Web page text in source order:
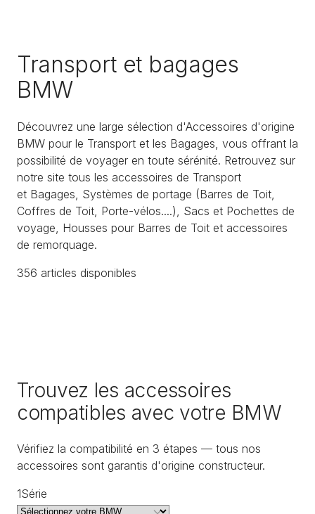
Transport et bagages
BMW
Découvrez une large sélection d'Accessoires d'origine
BMW pour le Transport et les Bagages, vous offrant la
possibilité de voyager en toute sérénité. Retrouvez sur
notre site tous les accessoires de Transport
et Bagages, Systèmes de portage (Barres de Toit,
Coffres de Toit, Porte-vélos....), Sacs et Pochettes de
voyage, Housses pour Barres de Toit et accessoires
de remorquage.
356 articles disponibles
Trouvez les accessoires
compatibles avec votre BMW
Vérifiez la compatibilité en 3 étapes — tous nos
accessoires sont garantis d'origine constructeur.
1Série